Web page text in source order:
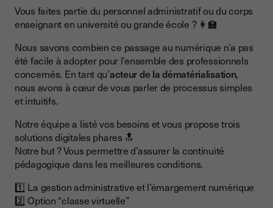
À retenir 💡
Vous faites partie du personnel administratif ou du corps
enseignant en université ou grande école ? 👩‍🏫
Nous savons combien ce passage au numérique n’a pas
été facile à adopter pour l’ensemble des professionnels
concernés. En tant qu’acteur de la dématérialisation,
nous avons à cœur de vous parler de processus simples
et intuitifs.
Notre équipe a listé vos besoins et vous propose trois
solutions digitales phares 🔝
Notre but ? Vous permettre d’assurer la continuité
pédagogique dans les meilleures conditions.
1️⃣ La gestion administrative et l’émargement numérique
2️⃣ Option “classe virtuelle”